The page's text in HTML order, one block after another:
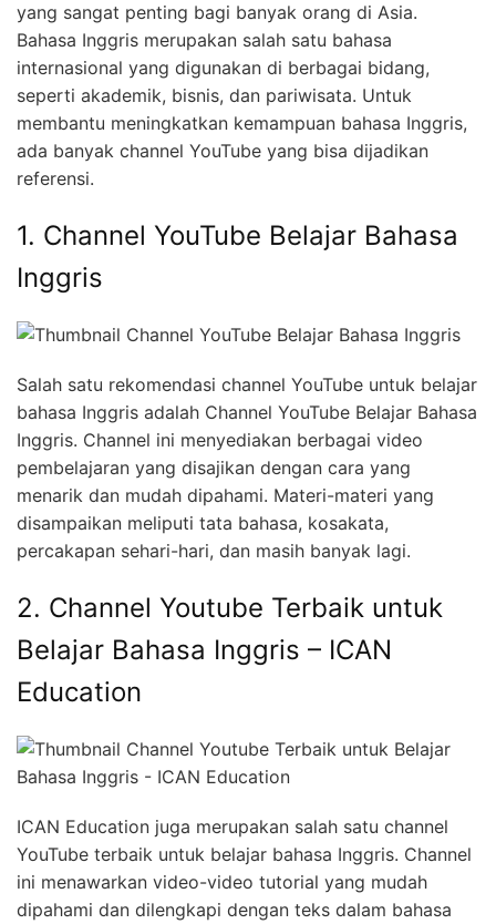
yang sangat penting bagi banyak orang di Asia.
Bahasa Inggris merupakan salah satu bahasa
internasional yang digunakan di berbagai bidang,
seperti akademik, bisnis, dan pariwisata. Untuk
membantu meningkatkan kemampuan bahasa Inggris,
ada banyak channel YouTube yang bisa dijadikan
referensi.
1. Channel YouTube Belajar Bahasa
Inggris
Salah satu rekomendasi channel YouTube untuk belajar
bahasa Inggris adalah Channel YouTube Belajar Bahasa
Inggris. Channel ini menyediakan berbagai video
pembelajaran yang disajikan dengan cara yang
menarik dan mudah dipahami. Materi-materi yang
disampaikan meliputi tata bahasa, kosakata,
percakapan sehari-hari, dan masih banyak lagi.
2. Channel Youtube Terbaik untuk
Belajar Bahasa Inggris – ICAN
Education
ICAN Education juga merupakan salah satu channel
YouTube terbaik untuk belajar bahasa Inggris. Channel
ini menawarkan video-video tutorial yang mudah
dipahami dan dilengkapi dengan teks dalam bahasa